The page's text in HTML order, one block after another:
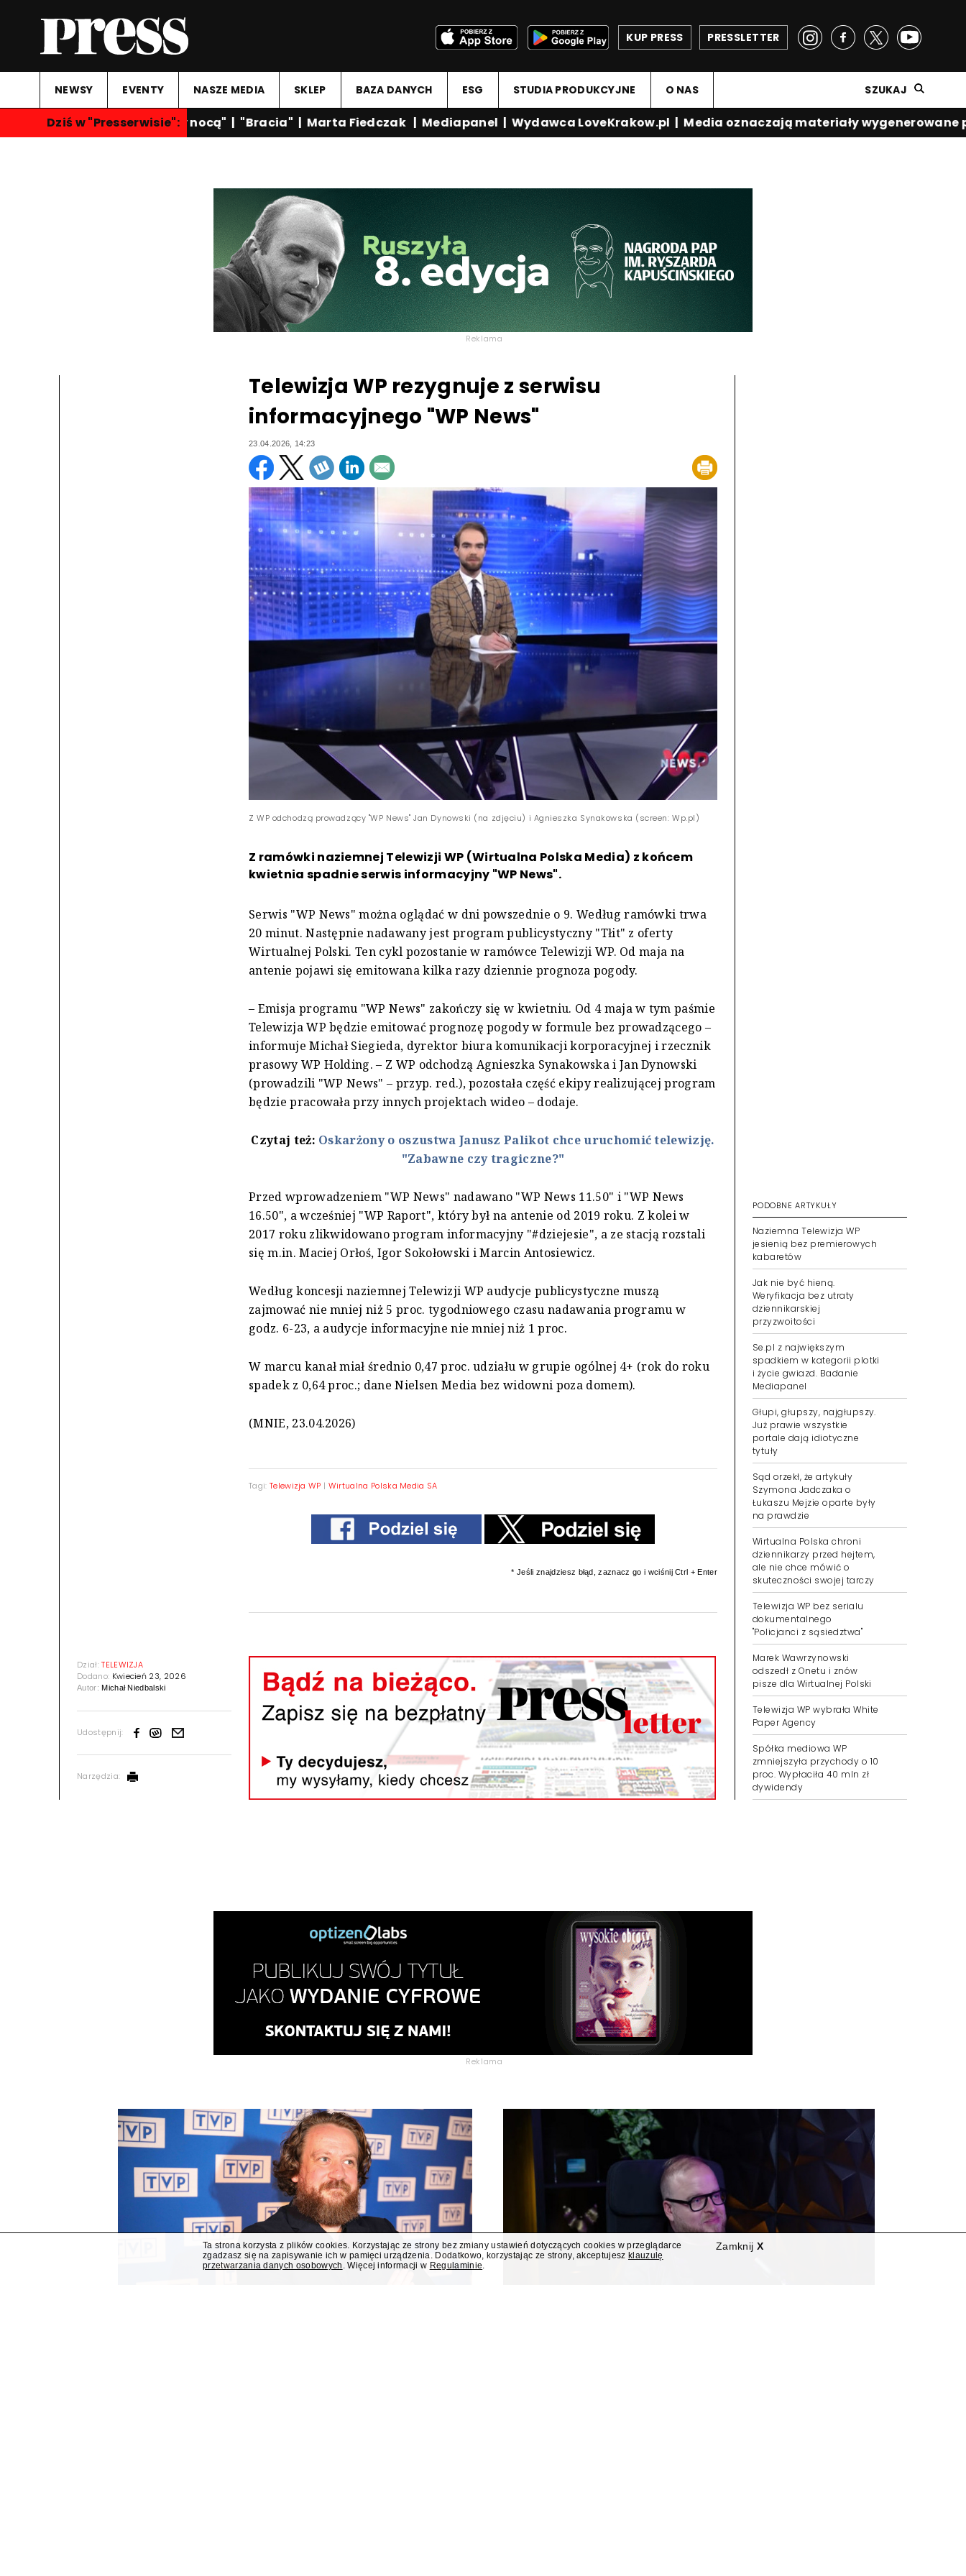
PRESSLETTER
KUP PRESS
NEWSY EVENTY NASZE MEDIA SKLEP BAZA DANYCH ESG STUDIA PRODUKCYJNE O NAS SZUKAJ
Dziś w "Presserwisie":
"Rozmowy nocą"|"Bracia"|Marta Fiedczak|Mediapanel|Wydawca LoveKrakow.pl|Media oznaczają materiały wygenerowane
Reklama
Dział:TELEWIZJA
Dodano: Kwiecień 23, 2026
Autor:Michał Niedbalski
Udostępnij:
Narzędzia:
Telewizja WP rezygnuje z serwisu
informacyjnego "WP News"
23.04.2026, 14:23
Z WP odchodzą prowadzący "WP News" Jan Dynowski (na zdjęciu) i Agnieszka Synakowska (screen: Wp.pl)
Z ramówki naziemnej Telewizji WP (Wirtualna Polska Media) z końcem
kwietnia spadnie serwis informacyjny "WP News".
Serwis "WP News" można oglądać w dni powszednie o 9. Według ramówki trwa
20 minut. Następnie nadawany jest program publicystyczny "Tłit" z oferty
Wirtualnej Polski. Ten cykl pozostanie w ramówce Telewizji WP. Od maja na
antenie pojawi się emitowana kilka razy dziennie prognoza pogody.
– Emisja programu "WP News" zakończy się w kwietniu. Od 4 maja w tym paśmie
Telewizja WP będzie emitować prognozę pogody w formule bez prowadzącego –
informuje Michał Siegieda, dyrektor biura komunikacji korporacyjnej i rzecznik
prasowy WP Holding. – Z WP odchodzą Agnieszka Synakowska i Jan Dynowski
(prowadzili "WP News" – przyp. red.), pozostała część ekipy realizującej program
będzie pracowała przy innych projektach wideo – dodaje.
Czytaj też: Oskarżony o oszustwa Janusz Palikot chce uruchomić telewizję.
"Zabawne czy tragiczne?"
Przed wprowadzeniem "WP News" nadawano "WP News 11.50" i "WP News
16.50", a wcześniej "WP Raport", który był na antenie od 2019 roku. Z kolei w
2017 roku zlikwidowano program informacyjny "#dziejesie", a ze stacją rozstali
się m.in. Maciej Orłoś, Igor Sokołowski i Marcin Antosiewicz.
Według koncesji naziemnej Telewizji WP audycje publicystyczne muszą
zajmować nie mniej niż 5 proc. tygodniowego czasu nadawania programu w
godz. 6-23, a audycje informacyjne nie mniej niż 1 proc.
W marcu kanał miał średnio 0,47 proc. udziału w grupie ogólnej 4+ (rok do roku
spadek z 0,64 proc.; dane Nielsen Media bez widowni poza domem).
(MNIE, 23.04.2026)
Tagi: Telewizja WP | Wirtualna Polska Media SA
* Jeśli znajdziesz błąd, zaznacz go i wciśnij Ctrl + Enter
PODOBNE ARTYKUŁY
Naziemna Telewizja WP
jesienią bez premierowych
kabaretów
Jak nie być hieną.
Weryfikacja bez utraty
dziennikarskiej
przyzwoitości
Se.pl z największym
spadkiem w kategorii plotki
i życie gwiazd. Badanie
Mediapanel
Głupi, głupszy, najgłupszy.
Już prawie wszystkie
portale dają idiotyczne
tytuły
Sąd orzekł, że artykuły
Szymona Jadczaka o
Łukaszu Mejzie oparte były
na prawdzie
Wirtualna Polska chroni
dziennikarzy przed hejtem,
ale nie chce mówić o
skuteczności swojej tarczy
Telewizja WP bez serialu
dokumentalnego
"Policjanci z sąsiedztwa"
Marek Wawrzynowski
odszedł z Onetu i znów
pisze dla Wirtualnej Polski
Telewizja WP wybrała White
Paper Agency
Spółka mediowa WP
zmniejszyła przychody o 10
proc. Wypłaciła 40 mln zł
dywidendy
Reklama
Zamknij X
Ta strona korzysta z plików cookies. Korzystając ze strony bez zmiany ustawień dotyczących cookies w przeglądarce
zgadzasz się na zapisywanie ich w pamięci urządzenia. Dodatkowo, korzystając ze strony, akceptujesz klauzulę
przetwarzania danych osobowych . Więcej informacji w Regulaminie.